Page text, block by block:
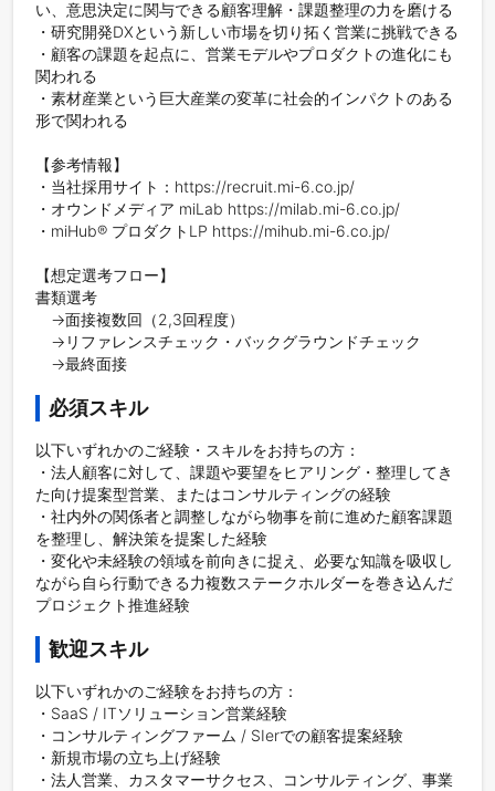
い、意思決定に関与できる顧客理解・課題整理の力を磨ける
・研究開発DXという新しい市場を切り拓く営業に挑戦できる
・顧客の課題を起点に、営業モデルやプロダクトの進化にも
関われる
・素材産業という巨大産業の変革に社会的インパクトのある
形で関われる
【参考情報】
・当社採用サイト：https://recruit.mi-6.co.jp/
・オウンドメディア miLab https://milab.mi-6.co.jp/
・miHub® プロダクトLP https://mihub.mi-6.co.jp/
【想定選考フロー】
書類選考
→面接複数回（2,3回程度）
→リファレンスチェック・バックグラウンドチェック
→最終面接
必須スキル
以下いずれかのご経験・スキルをお持ちの方：
・法人顧客に対して、課題や要望をヒアリング・整理してき
た向け提案型営業、またはコンサルティングの経験
・社内外の関係者と調整しながら物事を前に進めた顧客課題
を整理し、解決策を提案した経験
・変化や未経験の領域を前向きに捉え、必要な知識を吸収し
ながら自ら行動できる力複数ステークホルダーを巻き込んだ
プロジェクト推進経験
歓迎スキル
以下いずれかのご経験をお持ちの方：
・SaaS / ITソリューション営業経験
・コンサルティングファーム / SIerでの顧客提案経験
・新規市場の立ち上げ経験
・法人営業、カスタマーサクセス、コンサルティング、事業